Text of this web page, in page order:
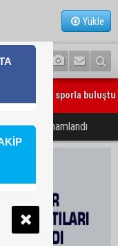
Yükle
bin çocuk sporla buluştu
ve Utku Caner
tamamlandı